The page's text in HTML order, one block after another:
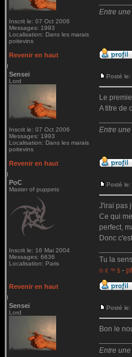
Inscrit le: 07 Oct 2006
Messages: 1993
Localisation: Dans les marais
poitevins
Entre
Revenir en haut
Sensei
Lord
Inscrit le: 07 Oct 2006
Messages: 1993
Localisation: Dans les marais
poitevins
Posté
Le
A titre de
Entre
Revenir en haut
PoC
Master of puppets
Inscrit le: 16 Mai 2004
Messages: 6636
Localisation: Paris
Posté
J'irai pas
Ce qui
perfect,
Donc
Tu la
© € ™ $ -
Revenir en haut
Sensei
Lord
Posté
Bon le
Entre